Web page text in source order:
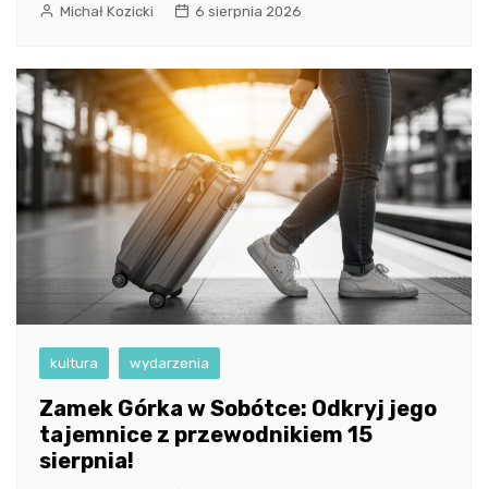
Michał Kozicki 6 sierpnia 2026
kultura wydarzenia
Zamek Górka w Sobótce: Odkryj jego
tajemnice z przewodnikiem 15
sierpnia!